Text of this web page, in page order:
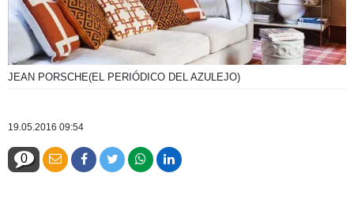
JEAN PORSCHE(EL PERIÓDICO DEL AZULEJO)
19.05.2016 09:54
0